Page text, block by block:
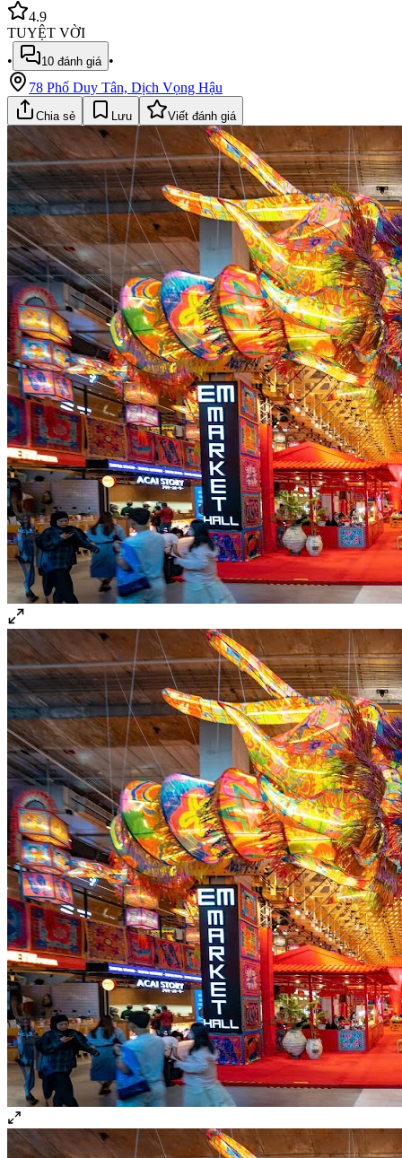
4.9
TUYỆT VỜI
•
10 đánh giá •
78 Phố Duy Tân, Dịch Vọng Hậu
Chia sẻ Lưu Viết đánh giá